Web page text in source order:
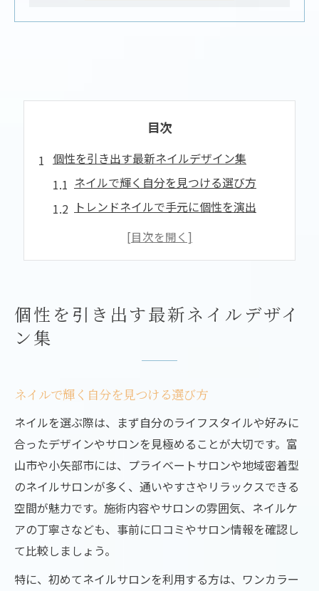
目次
個性を引き出す最新ネイルデザイン集
ネイルで輝く自分を見つける選び方
トレンドネイルで手元に個性を演出
シンプルでも映えるネイルの魅力紹介
ネイルで叶える美しい手元の日常革命
ネイルが日常を彩る理由と変化
ネイルで手元に自信を持つコツ
ハンドケアとネイルの相乗効果
自分らしさを表現するネイルの選び方
ネイルで叶える自分らしい表現方法
カウンセリングで理想のネイルへ
カラー選びが印象を左右する理由
持ち込みデザイン相談のポイント
ライフスタイルに合わせたネイル選び
個性を引き出す最新ネイルデザイ
ン集
ネイルで輝く自分を見つける選び方
ネイルを選ぶ際は、まず自分のライフスタイルや好みに
合ったデザインやサロンを見極めることが大切です。富
山市や小矢部市には、プライベートサロンや地域密着型
のネイルサロンが多く、通いやすさやリラックスできる
空間が魅力です。施術内容やサロンの雰囲気、ネイルケ
アの丁寧さなども、事前に口コミやサロン情報を確認し
て比較しましょう。
特に、初めてネイルサロンを利用する方は、ワンカラー